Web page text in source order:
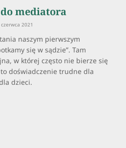
mediatora
czerwca 2021
naszym pierwszym
się w sądzie”. Tam
w której często nie bierze się
doświadczenie trudne dla
dzieci.